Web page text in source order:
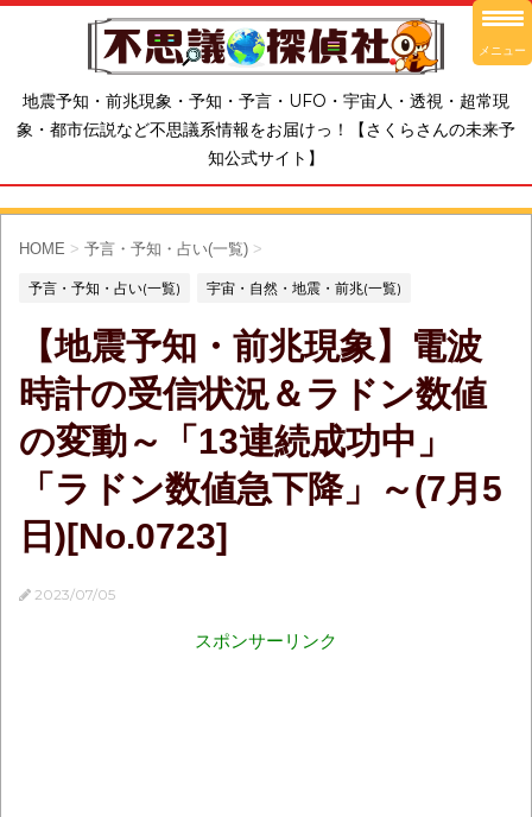
地震予知・前兆現象・予知・予言・UFO・宇宙人・透視・超常現
象・都市伝説など不思議系情報をお届けっ！【さくらさんの未来予
知公式サイト】
HOME > 予言・予知・占い(一覧) >
予言・予知・占い(一覧) 宇宙・自然・地震・前兆(一覧)
【地震予知・前兆現象】電波
時計の受信状況＆ラドン数値
の変動～「13連続成功中」
「ラドン数値急下降」～(7月5
日)[No.0723]
2023/07/05
スポンサーリンク
メニュー